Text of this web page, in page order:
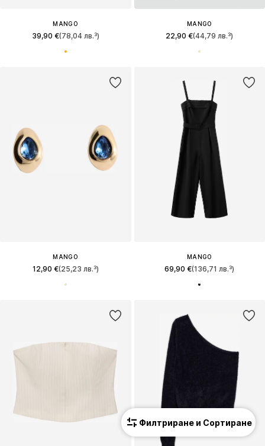
MANGO
39,90 €(78,04 лв.³)
MANGO
22,90 €(44,79 лв.³)
MANGO
12,90 €(25,23 лв.³)
MANGO
69,90 €(136,71 лв.³)
Филтриране и Сортиране